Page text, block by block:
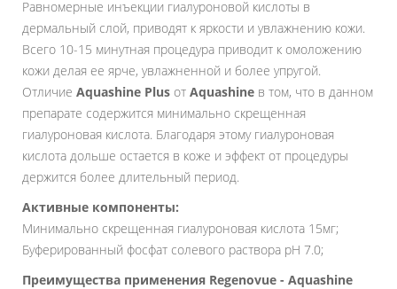
Равномерные инъекции гиалуроновой кислоты в
дермальный слой, приводят к яркости и увлажнению кожи.
Всего 10-15 минутная процедура приводит к омоложению
кожи делая ее ярче, увлажненной и более упругой.
Отличие Aquashine Plus от Aquashine в том, что в данном
препарате содержится минимально скрещенная
гиалуроновая кислота. Благодаря этому гиалуроновая
кислота дольше остается в коже и эффект от процедуры
держится более длительный период.
Активные компоненты:
Минимально скрещенная гиалуроновая кислота 15мг;
Буферированный фосфат солевого раствора pH 7.0;
Преимущества применения Regenovue - Aquashine